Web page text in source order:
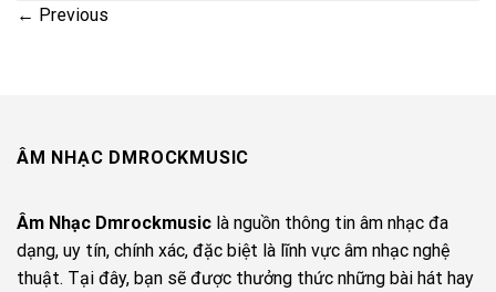
← Previous
ÂM NHẠC DMROCKMUSIC
Âm Nhạc Dmrockmusic là nguồn thông tin âm nhạc đa
dạng, uy tín, chính xác, đặc biệt là lĩnh vực âm nhạc nghệ
thuật. Tại đây, bạn sẽ được thưởng thức những bài hát hay